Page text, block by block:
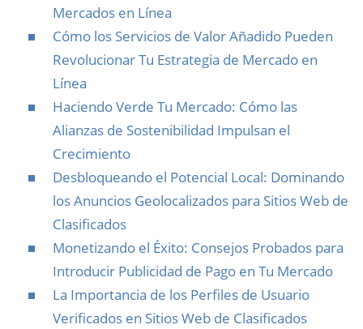
Mercados en Línea
Cómo los Servicios de Valor Añadido Pueden
Revolucionar Tu Estrategia de Mercado en
Línea
Haciendo Verde Tu Mercado: Cómo las
Alianzas de Sostenibilidad Impulsan el
Crecimiento
Desbloqueando el Potencial Local: Dominando
los Anuncios Geolocalizados para Sitios Web de
Clasificados
Monetizando el Éxito: Consejos Probados para
Introducir Publicidad de Pago en Tu Mercado
La Importancia de los Perfiles de Usuario
Verificados en Sitios Web de Clasificados